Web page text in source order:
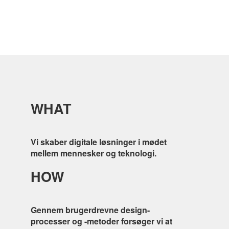
WHAT
Vi skaber digitale løsninger i mødet
mellem mennesker og teknologi.
HOW
Gennem brugerdrevne design-
processer og -metoder forsøger vi at